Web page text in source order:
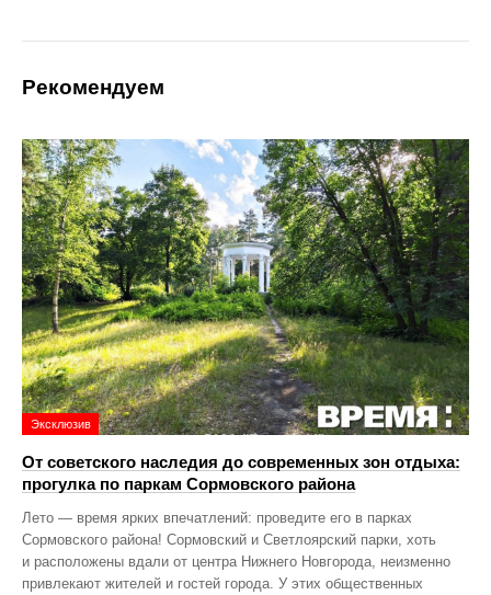
Рекомендуем
Эксклюзив
От советского наследия до современных зон отдыха:
прогулка по паркам Сормовского района
Лето — время ярких впечатлений: проведите его в парках
Сормовского района! Сормовский и Светлоярский парки, хоть
и расположены вдали от центра Нижнего Новгорода, неизменно
привлекают жителей и гостей города. У этих общественных